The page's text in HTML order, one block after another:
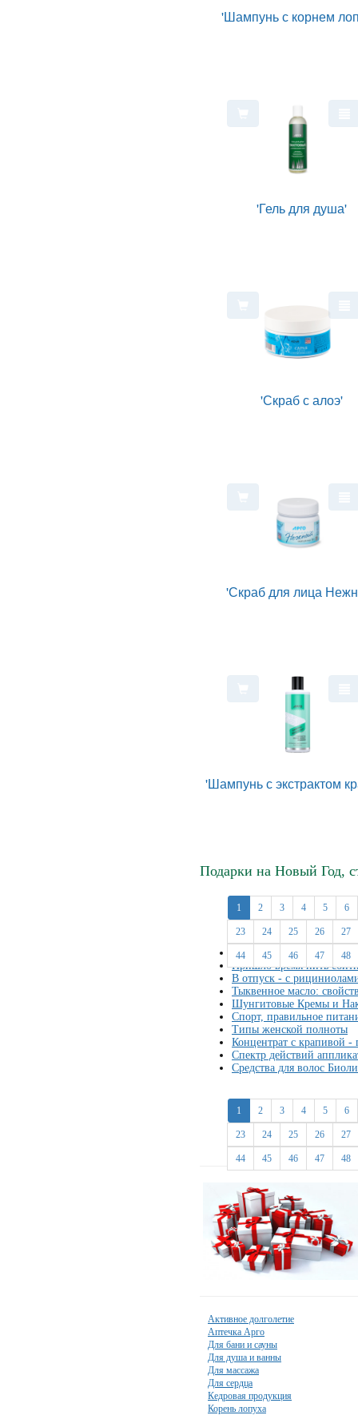
'Шампунь с корнем
'Гель для душа'
'Скраб с алоэ'
'Скраб для лица
'Шампунь с экстрактом
Подарки на Новый Год,
1 2 3 4 5 6
23 24 25 26 27
44 45 46 47 48
Основы производства
Пришло время пить
В отпуск - с
Тыквенное масло:
Шунгитовые Кремы и
Спорт, правильное
Типы женской полноты
Концентрат с крапивой -
Спектр действий
Средства для волос
1 2 3 4 5 6
23 24 25 26 27
44 45 46 47 48
Активное долголетие
Аптечка Арго
Для бани и сауны
Для душа и ванны
Для массажа
Для сердца
Кедровая продукция
Корень лопуха